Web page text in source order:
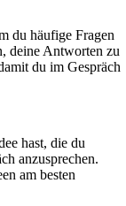
du häufige Fragen
deine Antworten zu
du im Gespräch
hast, die du
anzusprechen.
am besten